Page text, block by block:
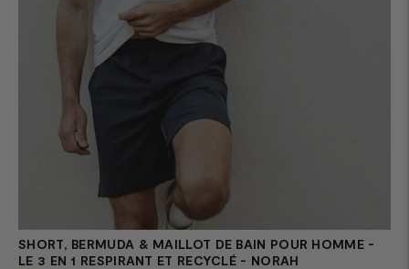
SHORT, BERMUDA & MAILLOT DE BAIN POUR HOMME -
LE 3 EN 1 RESPIRANT ET RECYCLÉ - NORAH